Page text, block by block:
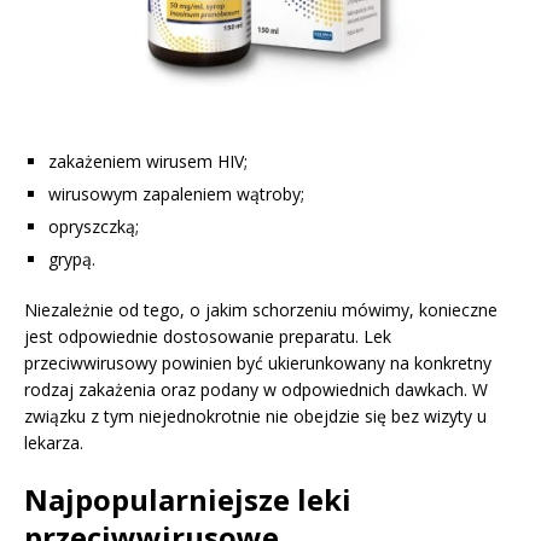
zakażeniem wirusem HIV;
wirusowym zapaleniem wątroby;
opryszczką;
grypą.
Niezależnie od tego, o jakim schorzeniu mówimy, konieczne
jest odpowiednie dostosowanie preparatu. Lek
przeciwwirusowy powinien być ukierunkowany na konkretny
rodzaj zakażenia oraz podany w odpowiednich dawkach. W
związku z tym niejednokrotnie nie obejdzie się bez wizyty u
lekarza.
Najpopularniejsze leki